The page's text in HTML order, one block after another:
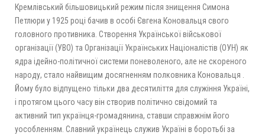
Кремлівський більшовицький режим після знищення Симона
Петлюри у 1925 році бачив в особі Євгена Коновальця свого
головного противника. Створення Української військової
організації (УВО) та Організації Українських Націоналістів (ОУН) як
ядра ідейно-політичної системи поневоленого, але не скореного
народу, стало найвищим досягненням полковника Коновальця .
Йому було відпущено тільки два десятиліття для служіння Україні,
і протягом цього часу він створив політично свідомий та
активний тип українця-громадянина, ставши справжнім його
уособленням. Славний українець служив Україні в боротьбі за